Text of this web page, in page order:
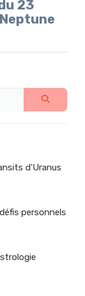
23
d'Uranus
personnels